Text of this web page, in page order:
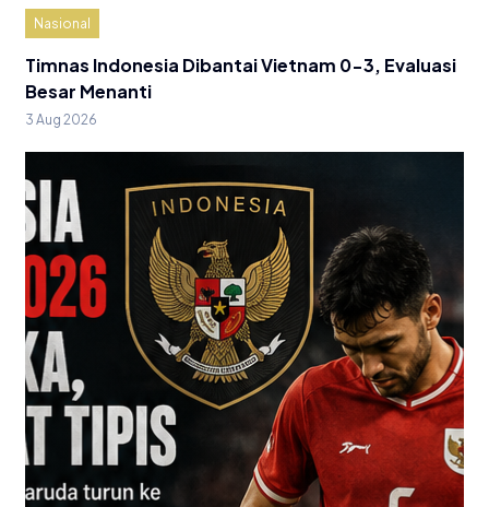
Nasional
Timnas Indonesia Dibantai Vietnam 0-3, Evaluasi
Besar Menanti
3 Aug 2026